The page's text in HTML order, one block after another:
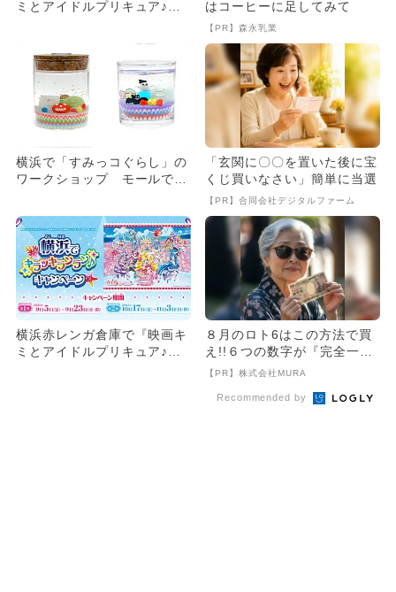
ミとアイドルプリキュア♪』
はコーヒーに足してみて
【PR】森永乳業
横浜で「すみっコぐらし」の
ワークショップ モールで1
「玄関に〇〇を置いた後に宝
くじ買いなさい」簡単に当選
【PR】合同会社デジタルファーム
横浜赤レンガ倉庫で『映画キ
ミとアイドルプリキュア♪』
８月のロト6はこの方法で買
え!!６つの数字が『完全一
致』する方法
【PR】株式会社MURA
Recommended by